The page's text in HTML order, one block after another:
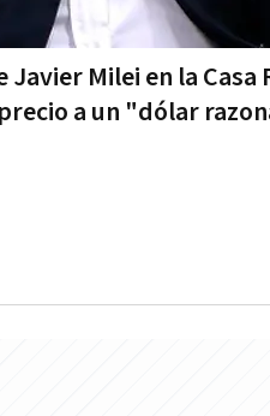
Javier Milei en la
a un "dólar